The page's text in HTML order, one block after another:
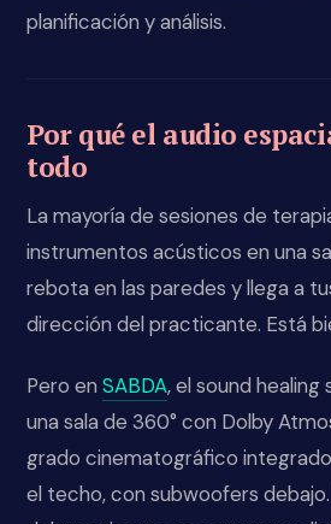
planificación y análisis.
Por qué el audio
todo
La mayoría de sesiones de
instrumentos acústicos en una
rebota en las paredes y llega a
dirección del practicante. Está
Pero en SABDA, el sound
una sala de 360° con Dolby
grado cinematográfico
el techo, con subwoofers